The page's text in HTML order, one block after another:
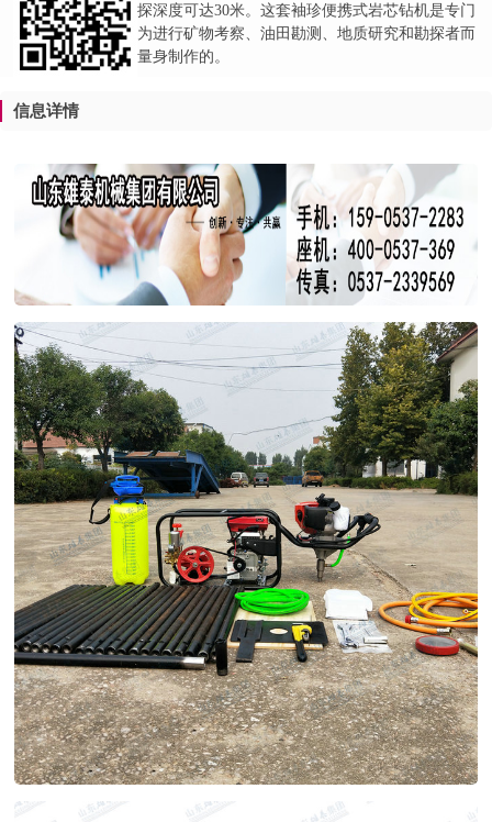
1 2
探深度可达30米。这套袖珍便携式岩芯钻机是专门
为进行矿物考察、油田勘测、地质研究和勘探者而
量身制作的。
信息详情